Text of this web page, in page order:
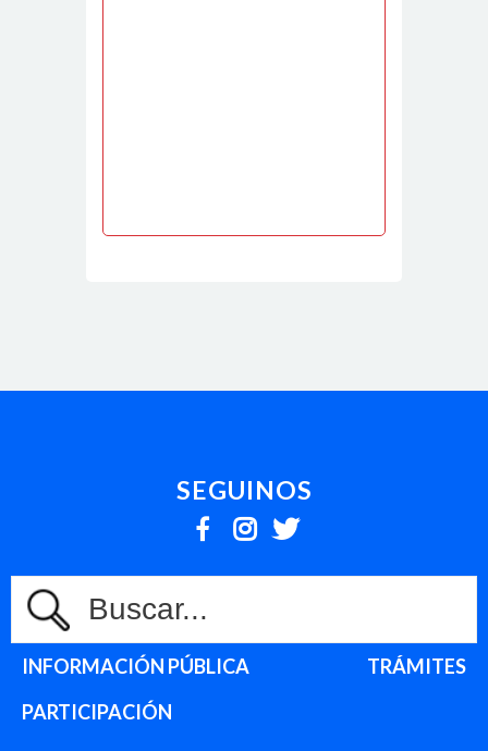
SEGUINOS
INFORMACIÓN PÚBLICA
TRÁMITES
PARTICIPACIÓN